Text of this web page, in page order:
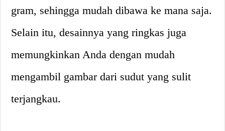
gram, sehingga mudah dibawa ke mana saja.
Selain itu, desainnya yang ringkas juga
memungkinkan Anda dengan mudah
mengambil gambar dari sudut yang sulit
terjangkau.